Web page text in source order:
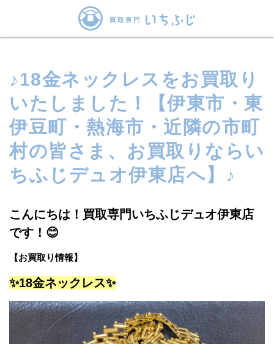
♪18金ネックレスをお買取り
いたしました！【伊東市・東
伊豆町・熱海市・近隣の市町
村の皆さま、お買取りならい
ちふじデュオ伊東店へ】♪
こんにちは！買取専門いちふじデュオ伊東店
です！😊
【お買取り情報】
✨18金ネックレス✨